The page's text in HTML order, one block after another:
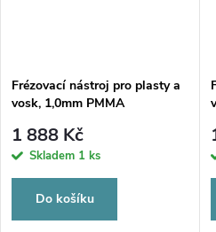
Frézovací nástroj pro plasty a
vosk, 1,0mm PMMA
1 888 Kč
Skladem 1 ks
Do košíku